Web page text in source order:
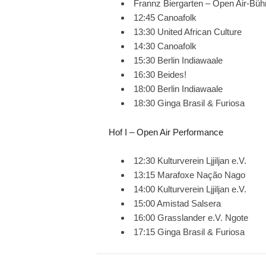
Frannz Biergarten – Open Air-
12:45 Canoafolk
13:30 United African Culture
14:30 Canoafolk
15:30 Berlin Indiawaale
16:30 Beides!
18:00 Berlin Indiawaale
18:30 Ginga Brasil & Furiosa
Hof I – Open Air Performance
12:30 Kulturverein Ljjiljan e.V.
13:15 Marafoxe Nação Nago
14:00 Kulturverein Ljjiljan e.V.
15:00 Amistad Salsera
16:00 Grasslander e.V. Ngote
17:15 Ginga Brasil & Furiosa